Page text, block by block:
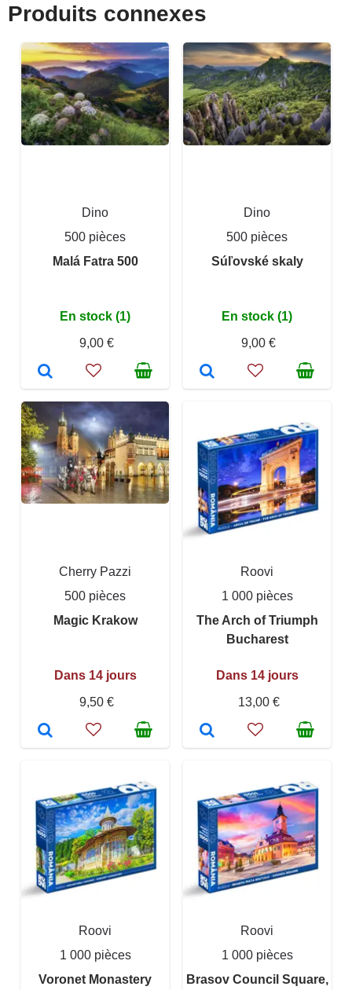
Produits connexes
Dino
500 pièces
Malá Fatra 500
En stock (1)
9,00 €
Dino
500 pièces
Súľovské skaly
En stock (1)
9,00 €
Cherry Pazzi
500 pièces
Magic Krakow
Dans 14 jours
9,50 €
Roovi
1 000 pièces
The Arch of Triumph
Bucharest
Dans 14 jours
13,00 €
Roovi
1 000 pièces
Voronet Monastery
Roovi
1 000 pièces
Brasov Council Square,